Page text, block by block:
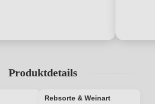
Produktdetails
Rebsorte & Weinart